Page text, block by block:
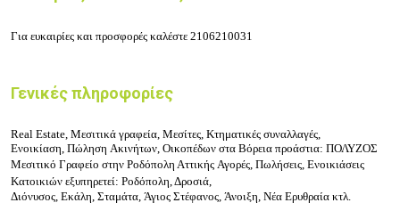
Για ευκαιρίες και προσφορές καλέστε 2106210031
Γενικές πληροφορίες
Real Estate, Μεσιτικά γραφεία, Μεσίτες, Κτηματικές συναλλαγές,
Ενοικίαση, Πώληση Ακινήτων, Οικοπέδων στα Βόρεια προάστια: ΠΟΛΥΖΟΣ
Μεσιτικό Γραφείο στην Ροδόπολη Αττικής Αγορές, Πωλήσεις, Ενοικιάσεις
Κατοικιών εξυπηρετεί: Ροδόπολη, Δροσιά,
Διόνυσος, Εκάλη, Σταμάτα, Άγιος Στέφανος, Άνοιξη, Νέα Ερυθραία κτλ.